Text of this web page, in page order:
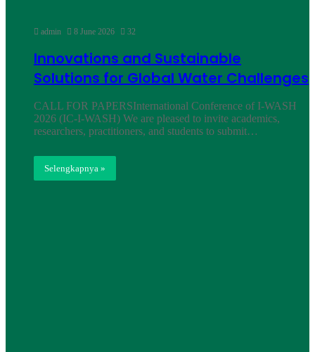
admin 8 June 2026 32
Innovations and Sustainable
Solutions for Global Water Challenges
CALL FOR PAPERSInternational Conference of I-WASH
2026 (IC-I-WASH) We are pleased to invite academics,
researchers, practitioners, and students to submit…
Selengkapnya »